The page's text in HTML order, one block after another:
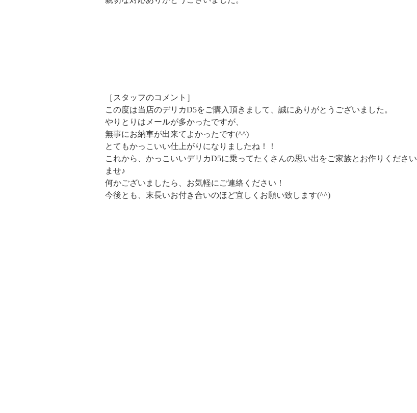
［スタッフのコメント］
この度は当店のデリカD5をご購入頂きまして、誠にありがとうございました。
やりとりはメールが多かったですが、
無事にお納車が出来てよかったです(^^)
とてもかっこいい仕上がりになりましたね！！
これから、かっこいいデリカD5に乗ってたくさんの思い出をご家族とお作りください
ませ♪
何かございましたら、お気軽にご連絡ください！
今後とも、末長いお付き合いのほど宜しくお願い致します(^^)